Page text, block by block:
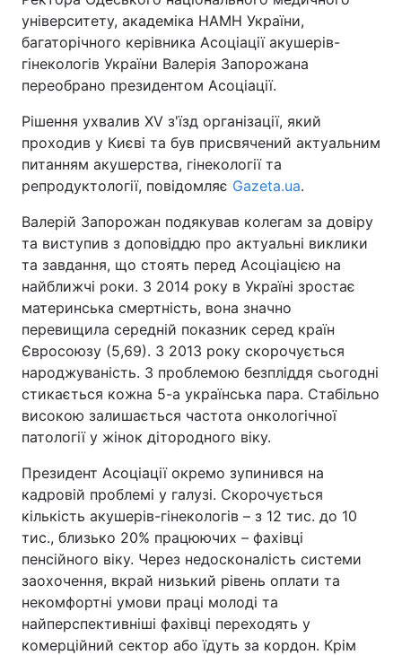
університету, академіка НАМН України,
багаторічного керівника Асоціації акушерів-
гінекологів України Валерія Запорожана
переобрано президентом Асоціації.
Рішення ухвалив XV з'їзд організації, який
проходив у Києві та був присвячений актуальним
питанням акушерства, гінекології та
репродуктології, повідомляє Gazeta.ua.
Валерій Запорожан подякував колегам за довіру
та виступив з доповіддю про актуальні виклики
та завдання, що стоять перед Асоціацією на
найближчі роки. З 2014 року в Україні зростає
материнська смертність, вона значно
перевищила середній показник серед країн
Євросоюзу (5,69). З 2013 року скорочується
народжуваність. З проблемою безпліддя сьогодні
стикається кожна 5-а українська пара. Стабільно
високою залишається частота онкологічної
патології у жінок дітородного віку.
Президент Асоціації окремо зупинився на
кадровій проблемі у галузі. Скорочується
кількість акушерів-гінекологів – з 12 тис. до 10
тис., близько 20% працюючих – фахівці
пенсійного віку. Через недосконалість системи
заохочення, вкрай низький рівень оплати та
некомфортні умови праці молоді та
найперспективніші фахівці переходять у
комерційний сектор або їдуть за кордон. Крім